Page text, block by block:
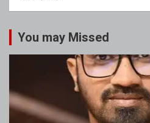
You may Missed